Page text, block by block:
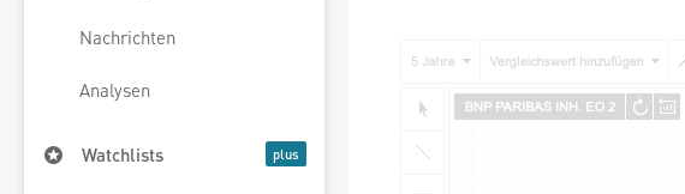
Nachrichten
Analysen
Watchlists